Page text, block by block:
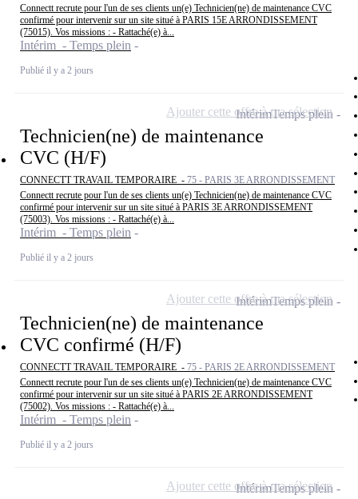
Connectt recrute pour l'un de ses clients un(e) Technicien(ne) de maintenance CVC
confirmé pour intervenir sur un site situé à PARIS 15E ARRONDISSEMENT
(75015). Vos missions : - Rattaché(e) à...
Intérim - Temps plein
Publié il y a 2 jours
Technicien(ne) de maintenance
CVC (H/F)
CONNECTT TRAVAIL TEMPORAIRE - 75 - PARIS 3E ARRONDISSEMENT
Connectt recrute pour l'un de ses clients un(e) Technicien(ne) de maintenance CVC
confirmé pour intervenir sur un site situé à PARIS 3E ARRONDISSEMENT
(75003). Vos missions : - Rattaché(e) à...
Intérim - Temps plein
Publié il y a 2 jours
IntérimTemps plein
Ajouter cette offre à ma sélection
Technicien(ne) de maintenance
CVC confirmé (H/F)
CONNECTT TRAVAIL TEMPORAIRE - 75 - PARIS 2E ARRONDISSEMENT
Connectt recrute pour l'un de ses clients un(e) Technicien(ne) de maintenance CVC
confirmé pour intervenir sur un site situé à PARIS 2E ARRONDISSEMENT
(75002). Vos missions : - Rattaché(e) à...
Intérim - Temps plein
Publié il y a 2 jours
IntérimTemps plein
Ajouter cette offre à ma sélection
IntérimTemps plein
Ajouter cette offre à ma sélection